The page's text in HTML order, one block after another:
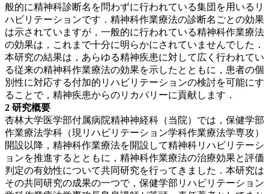
般的に精神科診断名を問わずに行われている集団を用いるリ
ハビリテーションです．精神科作業療法の診断名ごとの効果
は示されていますが，一般的に行われている精神科作業療法
の効果は，これまで十分に明らかにされていませんでした．
本研究の結果は，あらゆる精神疾患に対して広く行われてい
る従来の精神科作業療法の効果を示したとともに，患者の個
別性に対応する付加的リハビリテーションの検討を可能にす
ることで，精神疾患からのリカバリーに貢献します．
2 研究概要
杏林大学医学部付属病院精神神経科（当院）では，保健学部
作業療法学科（現リハビリテーション学科作業療法学専攻）
開設以降，精神科作業療法を開設して精神科リハビリテーシ
ョンを推進するとともに，精神科作業療法の治療効果と評価
判定の有効性について共同研究を行ってきました．本研究は
その共同研究の成果の一つで，保健学部リハビリテーション